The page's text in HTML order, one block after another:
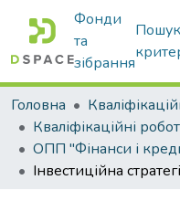
Фонди
та
зібрання
Головна
ОПП "Фінанси і